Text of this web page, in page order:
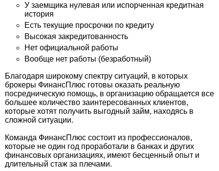
У заемщика нулевая или испорченная кредитная
история
Есть текущие просрочки по кредиту
Высокая закредитованность
Нет официальной работы
Вообще нет работы (безработный)
Благодаря широкому спектру ситуаций, в которых
брокеры ФинансПлюс готовы оказать реальную
посредническую помощь, в организацию обращается все
большее количество заинтересованных клиентов,
которые хотят получить выгодный займ, находясь в
сложной ситуации.
Команда ФинансПлюс состоит из профессионалов,
которые не один год проработали в банках и других
финансовых организациях, имеют бесценный опыт и
длительный стаж за плечами.